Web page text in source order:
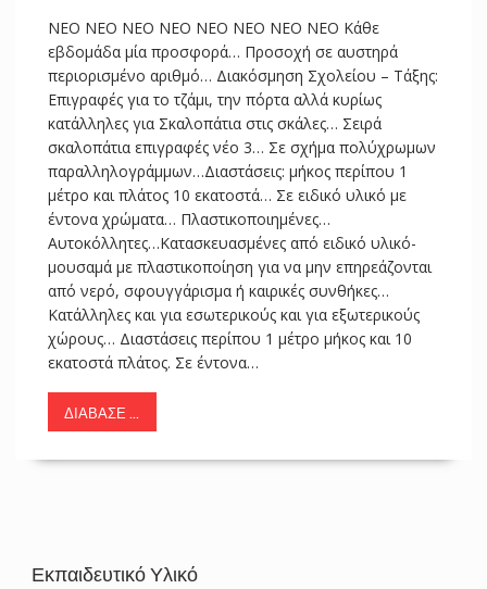
NEO NEO NEO NEO NEO NEO NEO NEO Κάθε
εβδομάδα μία προσφορά… Προσοχή σε αυστηρά
περιορισμένο αριθμό… Διακόσμηση Σχολείου – Τάξης:
Επιγραφές για το τζάμι, την πόρτα αλλά κυρίως
κατάλληλες για Σκαλοπάτια στις σκάλες… Σειρά
σκαλοπάτια επιγραφές νέο 3… Σε σχήμα πολύχρωμων
παραλληλογράμμων…Διαστάσεις: μήκος περίπου 1
μέτρο και πλάτος 10 εκατοστά… Σε ειδικό υλικό με
έντονα χρώματα… Πλαστικοποιημένες…
Αυτοκόλλητες…Κατασκευασμένες από ειδικό υλικό-
μουσαμά με πλαστικοποίηση για να μην επηρεάζονται
από νερό, σφουγγάρισμα ή καιρικές συνθήκες…
Κατάλληλες και για εσωτερικούς και για εξωτερικούς
χώρους… Διαστάσεις περίπου 1 μέτρο μήκος και 10
εκατοστά πλάτος. Σε έντονα…
ΔΙΆΒΑΣΕ ...
Εκπαιδευτικό Υλικό